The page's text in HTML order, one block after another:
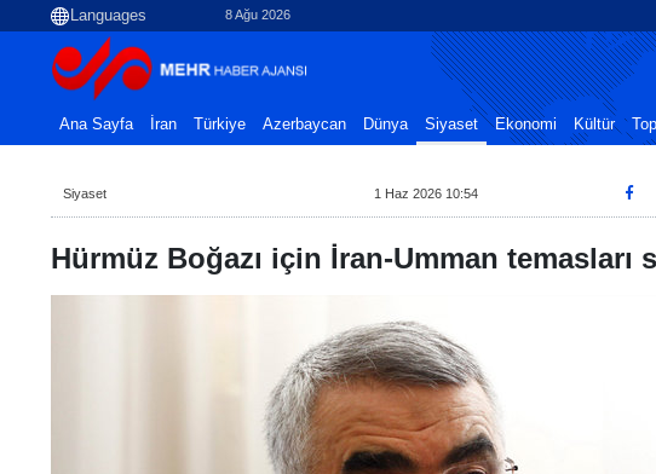
8 Ağu 2026
Ana Sayfa İran Türkiye Azerbaycan Dünya Siyaset Ekonomi Kültür
Siyaset 1 Haz 2026 10:54
Hürmüz Boğazı için İran-Umman temasları